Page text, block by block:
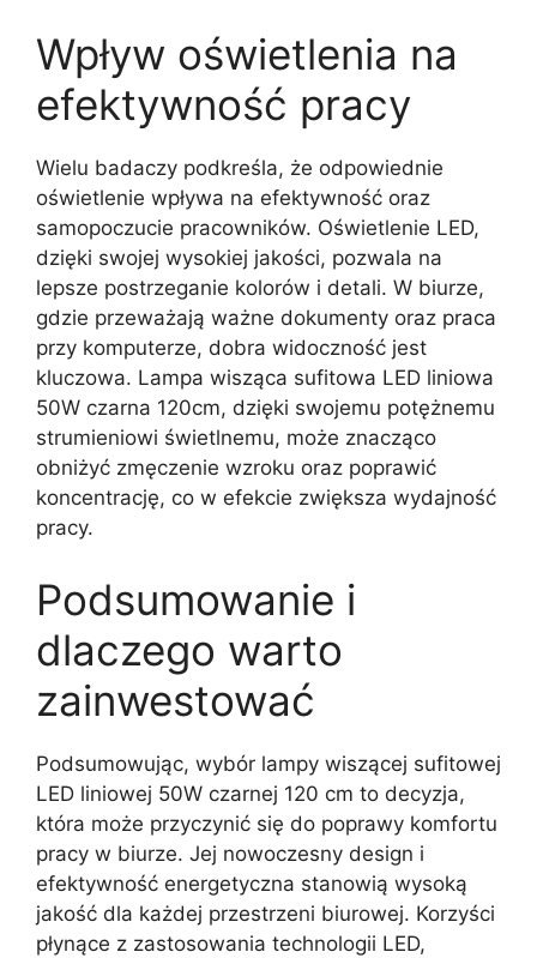
Wpływ oświetlenia na
efektywność pracy
Wielu badaczy podkreśla, że odpowiednie
oświetlenie wpływa na efektywność oraz
samopoczucie pracowników. Oświetlenie LED,
dzięki swojej wysokiej jakości, pozwala na
lepsze postrzeganie kolorów i detali. W biurze,
gdzie przeważają ważne dokumenty oraz praca
przy komputerze, dobra widoczność jest
kluczowa. Lampa wisząca sufitowa LED liniowa
50W czarna 120cm, dzięki swojemu potężnemu
strumieniowi świetlnemu, może znacząco
obniżyć zmęczenie wzroku oraz poprawić
koncentrację, co w efekcie zwiększa wydajność
pracy.
Podsumowanie i
dlaczego warto
zainwestować
Podsumowując, wybór lampy wiszącej sufitowej
LED liniowej 50W czarnej 120 cm to decyzja,
która może przyczynić się do poprawy komfortu
pracy w biurze. Jej nowoczesny design i
efektywność energetyczna stanowią wysoką
jakość dla każdej przestrzeni biurowej. Korzyści
płynące z zastosowania technologii LED,